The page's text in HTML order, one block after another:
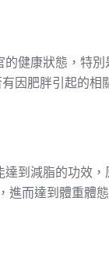
健康狀態，特
因肥胖引起的相
到減脂的功效
而達到體重體